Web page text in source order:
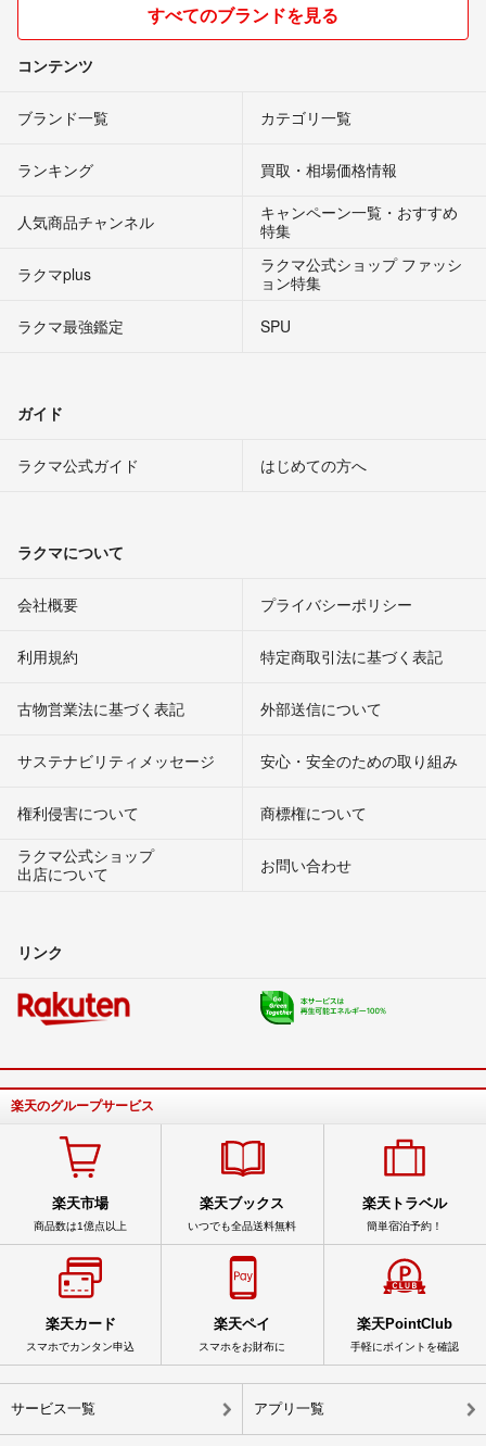
すべてのブランドを見る
コンテンツ
ブランド一覧 カテゴリ一覧
ランキング 買取・相場価格情報
人気商品チャンネル
キャンペーン一覧・おすすめ
特集
ラクマplus
ラクマ公式ショップ ファッシ
ョン特集
ラクマ最強鑑定
SPU
ガイド
ラクマ公式ガイド はじめての方へ
ラクマについて
会社概要 プライバシーポリシー
利用規約 特定商取引法に基づく表記
古物営業法に基づく表記 外部送信について
サステナビリティメッセージ 安心・安全のための取り組み
権利侵害について
商標権について
ラクマ公式ショップ
出店について
お問い合わせ
リンク
楽天のグループサービス
楽天市場
商品数は1億点以上
楽天ブックス
いつでも全品送料無料
楽天トラベル
簡単宿泊予約！
楽天カード
スマホでカンタン申込
楽天ペイ
スマホをお財布に
楽天PointClub
手軽にポイントを確認
サービス一覧 アプリ一覧